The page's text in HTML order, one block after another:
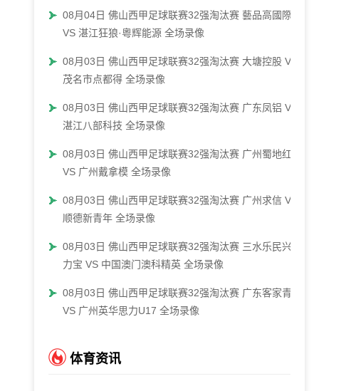
08月04日 佛山西甲足球联赛32强淘汰赛 藝品高國際
VS 湛江狂狼·粵辉能源 全场录像
08月03日 佛山西甲足球联赛32强淘汰赛 大塘控股 VS
茂名市点都得 全场录像
08月03日 佛山西甲足球联赛32强淘汰赛 广东凤铝 VS
湛江八部科技 全场录像
08月03日 佛山西甲足球联赛32强淘汰赛 广州蜀地红
VS 广州戴拿模 全场录像
08月03日 佛山西甲足球联赛32强淘汰赛 广州求信 VS
顺德新青年 全场录像
08月03日 佛山西甲足球联赛32强淘汰赛 三水乐民兴健
力宝 VS 中国澳门澳科精英 全场录像
08月03日 佛山西甲足球联赛32强淘汰赛 广东客家青年
VS 广州英华思力U17 全场录像
体育资讯